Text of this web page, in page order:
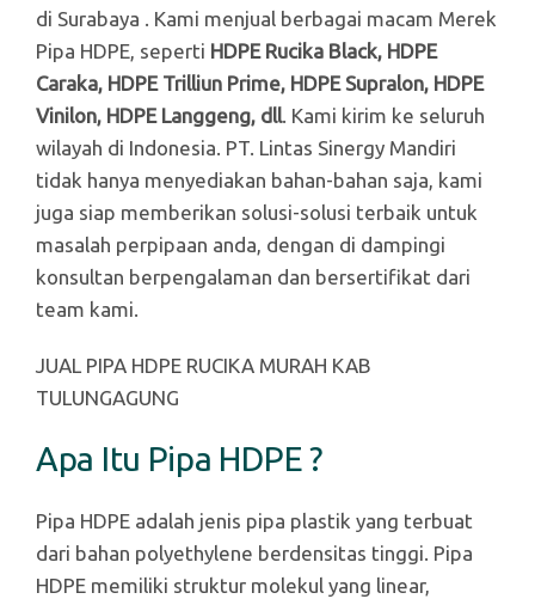
di Surabaya . Kami menjual berbagai macam Merek
Pipa HDPE, seperti HDPE Rucika Black, HDPE
Caraka, HDPE Trilliun Prime, HDPE Supralon, HDPE
Vinilon, HDPE Langgeng, dll. Kami kirim ke seluruh
wilayah di Indonesia. PT. Lintas Sinergy Mandiri
tidak hanya menyediakan bahan-bahan saja, kami
juga siap memberikan solusi-solusi terbaik untuk
masalah perpipaan anda, dengan di dampingi
konsultan berpengalaman dan bersertifikat dari
team kami.
JUAL PIPA HDPE RUCIKA MURAH KAB
TULUNGAGUNG
Apa Itu Pipa HDPE ?
Pipa HDPE adalah jenis pipa plastik yang terbuat
dari bahan polyethylene berdensitas tinggi. Pipa
HDPE memiliki struktur molekul yang linear,